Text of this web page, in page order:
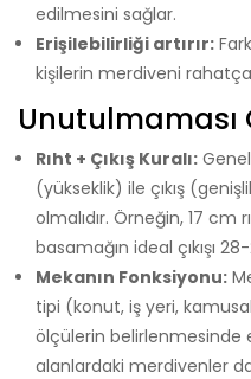
edilmesini sağlar.
Erişilebilirliği artırır:
kişilerin merdiveni
Unutulmaması
Rıht + Çıkış Kuralı:
(yükseklik) ile çıkış
olmalıdır. Örneğin, 17 cm
basamağın ideal çıkışı
Mekanın Fonksiyonu:
tipi (konut, iş yeri,
ölçülerin belirlenmesinde
alanlardaki merdivenler